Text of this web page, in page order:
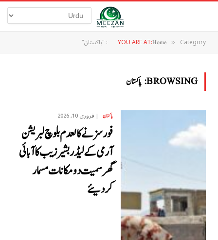
YOU ARE AT:Home » Category: "پاکستان"
BROWSING: پاکستان
پاکستان فروری 10, 2026
فورسز نے کالعدم بلوچ لبریشن
آرمی کے لیڈر بشیر زیب کا آبائی
گھر سمیت دو مکانات مسمار
کردیئے